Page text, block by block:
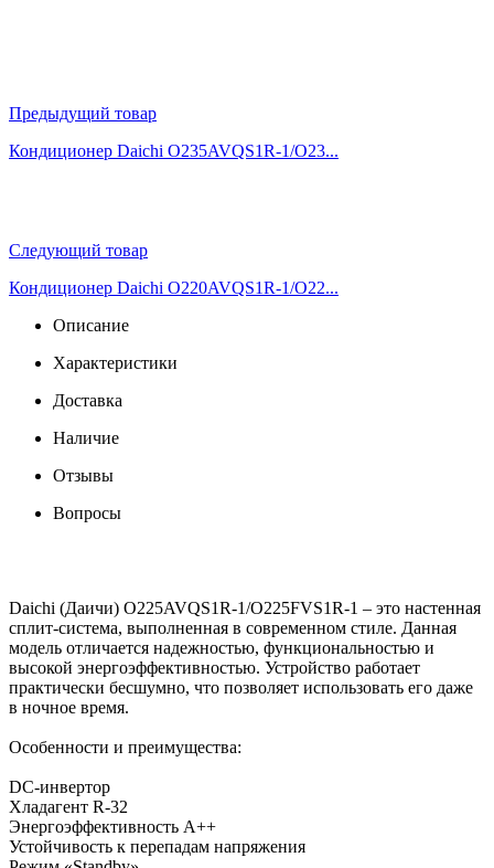
Предыдущий товар
Кондиционер Daichi O235AVQS1R-1/O23...
Следующий товар
Кондиционер Daichi O220AVQS1R-1/O22...
Описание
Характеристики
Доставка
Наличие
Отзывы
Вопросы
Daichi (Даичи) O225AVQS1R-1/O225FVS1R-1 – это настенная
сплит-система, выполненная в современном стиле. Данная
модель отличается надежностью, функциональностью и
высокой энергоэффективностью. Устройство работает
практически бесшумно, что позволяет использовать его даже
в ночное время.
Особенности и преимущества:
DC-инвертор
Хладагент R-32
Энергоэффективность A++
Устойчивость к перепадам напряжения